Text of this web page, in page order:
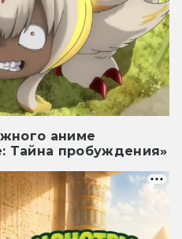
аниме
Тайна пробуждения»